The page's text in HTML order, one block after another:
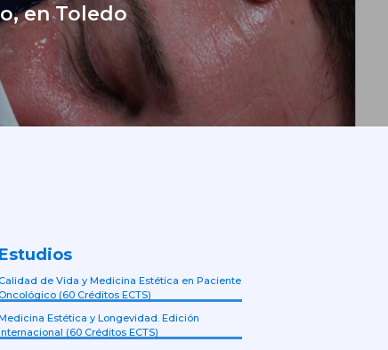
en Toledo
Estudios
Calidad de Vida y Medicina Estética en Paciente
Oncológico (60 Créditos ECTS)
Estética y Longevidad. Edición
(60 Créditos ECTS)